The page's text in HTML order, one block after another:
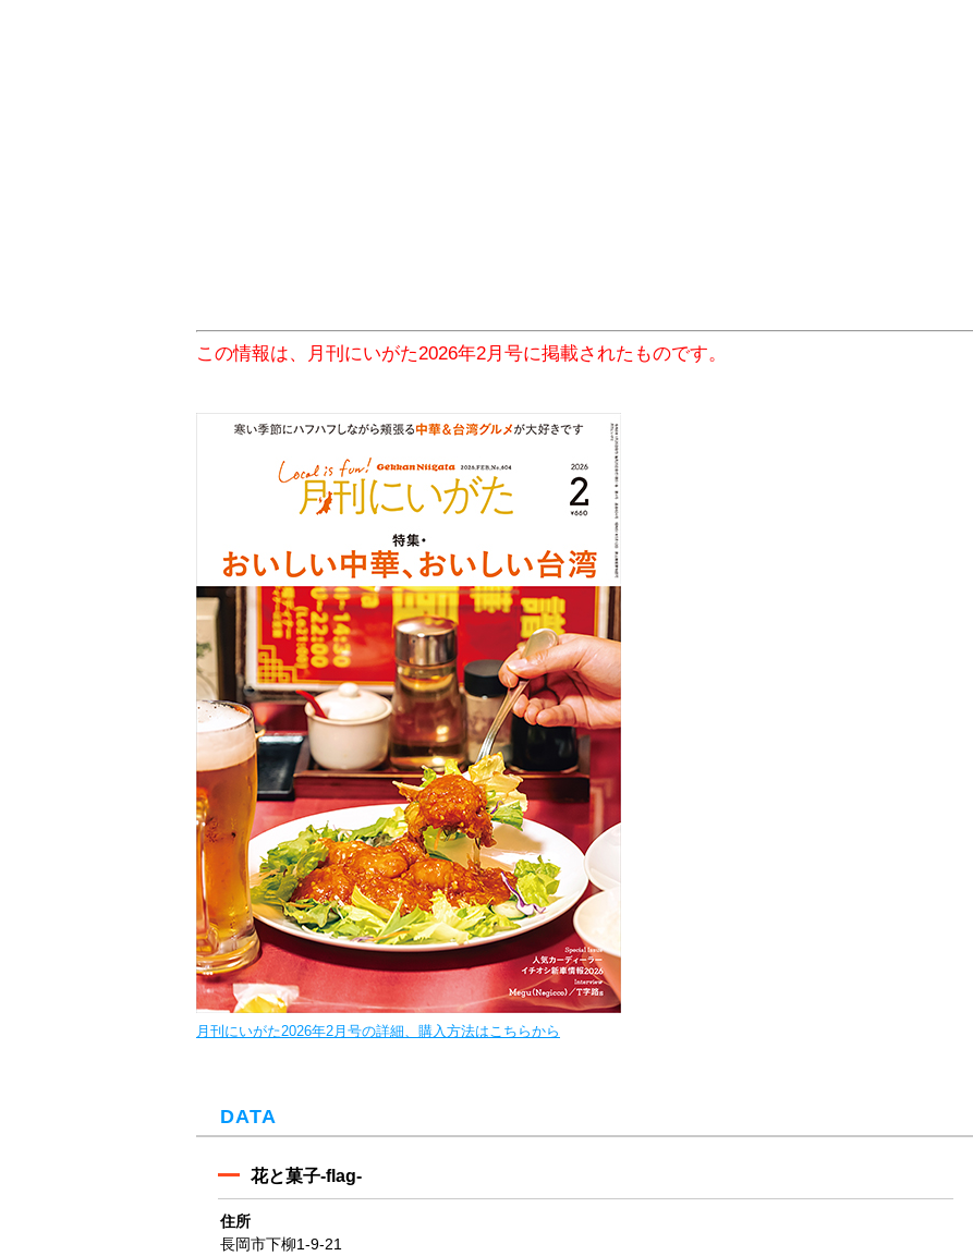
この情報は、月刊にいがた2026年2月号に掲載されたものです。
月刊にいがた2026年2月号の詳細、購入方法はこちらから
DATA
花と菓子-flag-
住所
長岡市下柳1-9-21